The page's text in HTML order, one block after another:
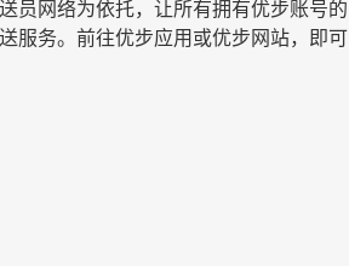
员网络为依托，让所有拥有优步账号的
服务。前往优步应用或优步网站，即可